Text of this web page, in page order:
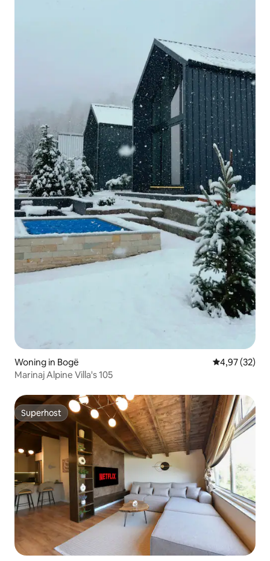
Woning in Bogë Gemiddelde
4,97 (32)
Marinaj Alpine Villa's 105
Superhost
Superhost